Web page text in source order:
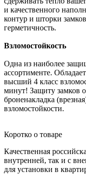
и качественного
контур и шторки
герметичность.
Взломостойкость
Одна из наиболее
ассортименте.
высший 4 класс
минут! Защиту замков
броненакладка
взломостойкости.
Коротко о товаре
Качественная
внутренней, так и с
для установки в